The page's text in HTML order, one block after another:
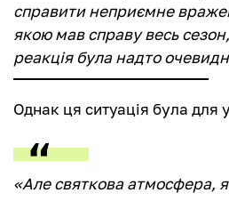
справити неприємне
якою мав справу весь
реакція була надто
Однак ця ситуація була для
«Але святкова атмосфера,